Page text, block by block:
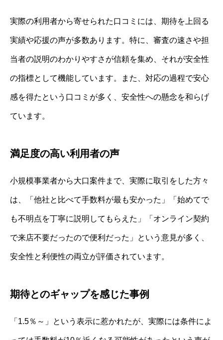
実際の利用者から寄せられた口コミには、期待を上回る
実績や応援の声が多数あります。特に、審査の速さや担
当者の説明のわかりやすさが信頼を集め、それが安全性
の指標として機能しています。また、対応の過程で安心
感を得たという口コミが多く、安全性への懸念を和らげ
ています。
満足度の高い利用者の声
小規模事業者から大口案件まで、実際に取引をした方々
は、「他社と比べて手数料が最も安かった」「始めてで
も不明点を丁寧に説明してもらえた」「オンライン契約
で来店不要だったので便利だった」という意見が多く、
安全性と利便性の両立が評価されています。
期待とのギャップを感じた事例
「1.5％～」という表示に惹かれたが、実際には条件によ